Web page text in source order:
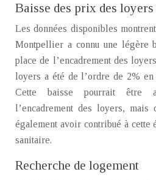
Baisse des prix des loyers
Les données disponibles
Montpellier a connu une légère
place de l’encadrement des
loyers a été de l’ordre de 2% en
Cette baisse pourrait être
l’encadrement des loyers, mais
également avoir contribué à cette
sanitaire.
Recherche de logement